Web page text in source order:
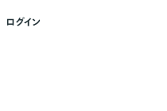
ログイン